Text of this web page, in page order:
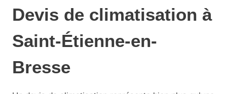
Devis de climatisation à
Saint-Étienne-en-
Bresse